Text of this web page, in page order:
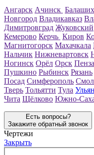
Ангарск Ачинск
Новгород Владикавказ
Димитровград Жуковский
Кемерово Керчь Киров
Магнитогорск Махачкала
Нальчик Нижневартовск
Ногинск Орёл Орск Пенза
Пушкино Рыбинск Рязань
Посад Симферополь
Тверь Тольятти Тула
Чита Щёлково Южно-
Есть вопросы?
Закажите обратный звонок
Чертежи
Закрыть